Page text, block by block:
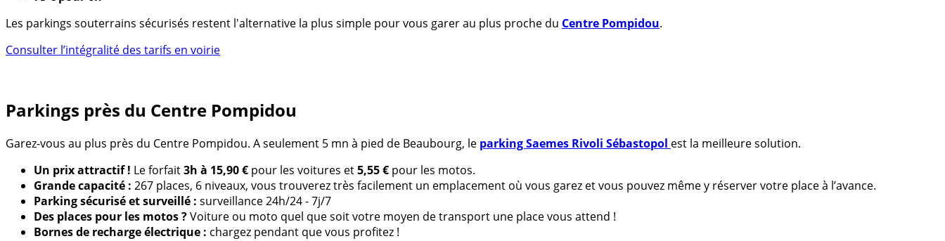
Les parkings souterrains sécurisés restent l'alternative la plus simple pour vous garer au plus proche du Centre Pompidou.
Consulter l’intégralité des tarifs en voirie
Parkings près du Centre Pompidou
Garez-vous au plus près du Centre Pompidou. A seulement 5 mn à pied de Beaubourg, le parking Saemes Rivoli Sébastopol est la meilleure solution.
Un prix attractif ! Le forfait3h à 15,90 € pour les voitures et5,55 € pour les motos.
Grande capacité : 267 places, 6 niveaux, vous trouverez très facilement un emplacement où vous garez et vous pouvez même y réserver votre place à l’avance.
Parking sécurisé et surveillé : surveillance 24h/24 - 7j/7
Des places pour les motos ?Voiture ou moto quel que soit votre moyen de transport une place vous attend !
Bornes de recharge électrique : chargez pendant que vous profitez !